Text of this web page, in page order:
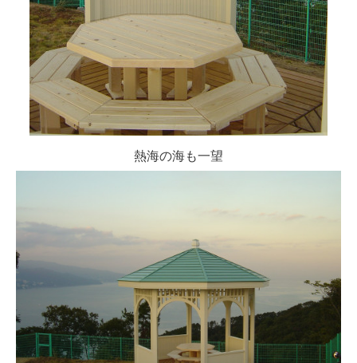
熱海の海も一望